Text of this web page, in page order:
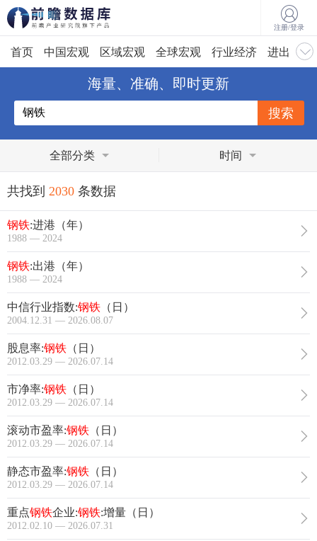
注册/登录
首页 中国宏观 区域宏观 全球宏观 行业经济 进出口
海量、准确、即时更新
全部分类 时间
共找到 2030 条数据
钢铁:进港（年）
1988 — 2024
钢铁:出港（年）
1988 — 2024
中信行业指数:钢铁 （日）
2004.12.31 — 2026.08.07
股息率:钢铁 （日）
2012.03.29 — 2026.07.14
市净率:钢铁 （日）
2012.03.29 — 2026.07.14
滚动市盈率:钢铁 （日）
2012.03.29 — 2026.07.14
静态市盈率:钢铁 （日）
2012.03.29 — 2026.07.14
重点钢铁企业:钢铁:增量（日）
2012.02.10 — 2026.07.31